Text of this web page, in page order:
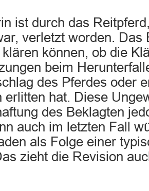
ist durch das
verletzt worden. Das
können, ob die
beim
des Pferdes oder
erlitten hat. Diese
des Beklagten
auch im letzten Fall
als Folge einer
zieht die Revision